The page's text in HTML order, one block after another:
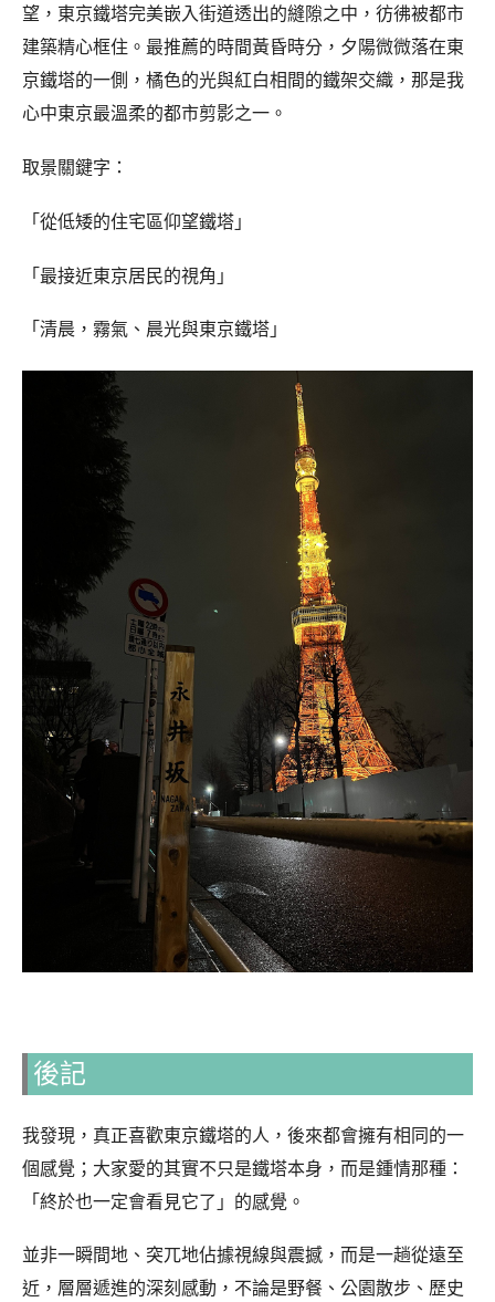
望，東京鐵塔完美嵌入街道透出的縫隙之中，彷彿被都市
建築精心框住。最推薦的時間黃昏時分，夕陽微微落在東
京鐵塔的一側，橘色的光與紅白相間的鐵架交織，那是我
心中東京最溫柔的都市剪影之一。
取景關鍵字：
「從低矮的住宅區仰望鐵塔」
「最接近東京居民的視角」
「清晨，霧氣、晨光與東京鐵塔」
後記
我發現，真正喜歡東京鐵塔的人，後來都會擁有相同的一
個感覺；大家愛的其實不只是鐵塔本身，而是鍾情那種：
「終於也一定會看見它了」的感覺。
並非一瞬間地、突兀地佔據視線與震撼，而是一趟從遠至
近，層層遞進的深刻感動，不論是野餐、公園散步、歷史